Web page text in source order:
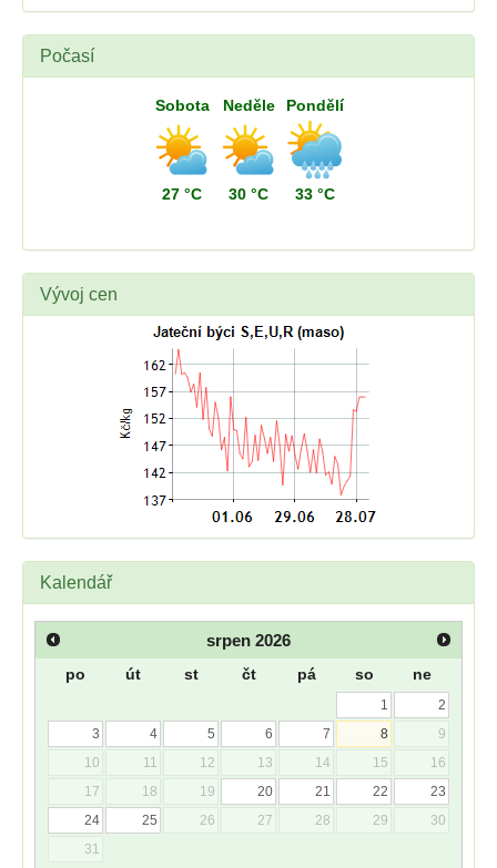
Počasí
Sobota
27 °C
Neděle
30 °C
Pondělí
33 °C
Vývoj cen
Kalendář
srpen 2026
po út st čt pá so ne
1
2
3
4 5 6 7 8
9
10
11 12 13 14 15
16
17
18 19 20 21 22
23
24
25 26 27 28 29
30
31